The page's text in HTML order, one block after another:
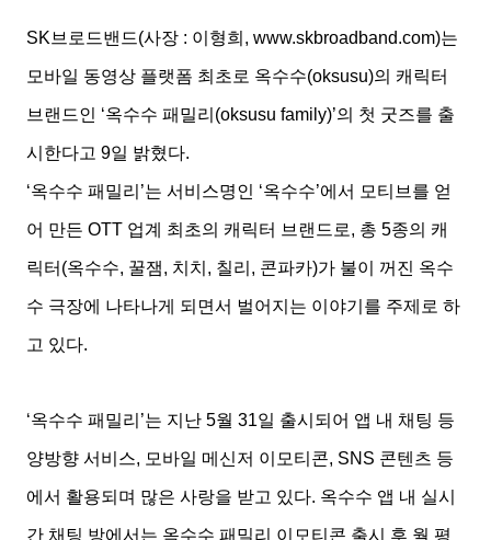
SK브로드밴드(사장 : 이형희, www.skbroadband.com)는
모바일 동영상 플랫폼 최초로 옥수수(oksusu)의 캐릭터
브랜드인 ‘옥수수 패밀리(oksusu family)’의 첫 굿즈를 출
시한다고 9일 밝혔다.
‘옥수수 패밀리’는 서비스명인 ‘옥수수’에서 모티브를 얻
어 만든 OTT 업계 최초의 캐릭터 브랜드로, 총 5종의 캐
릭터(옥수수, 꿀잼, 치치, 칠리, 콘파카)가 불이 꺼진 옥수
수 극장에 나타나게 되면서 벌어지는 이야기를 주제로 하
고 있다.
‘옥수수 패밀리’는 지난 5월 31일 출시되어 앱 내 채팅 등
양방향 서비스, 모바일 메신저 이모티콘, SNS 콘텐츠 등
에서 활용되며 많은 사랑을 받고 있다. 옥수수 앱 내 실시
간 채팅 방에서는 옥수수 패밀리 이모티콘 출시 후 월 평